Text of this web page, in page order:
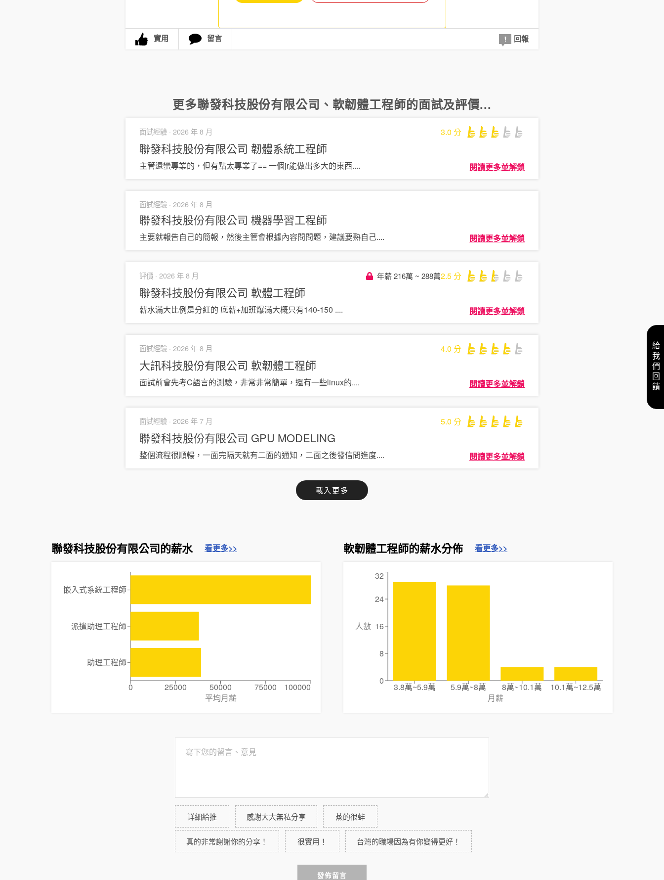
實用 留言 回報
更多聯發科技股份有限公司 、 軟韌體工程師的面試及評價...
面試經驗 · 2026 年 8 月 3.0 分
聯發科技股份有限公司 韌體系統工程師
主管還蠻專業的，但有點太專業了== 一個jr能做出多大的東西.... 閱讀更多並解鎖
面試經驗 · 2026 年 8 月
聯發科技股份有限公司 機器學習工程師
主要就報告自己的簡報，然後主管會根據內容問問題，建議要熟自己.... 閱讀更多並解鎖
評價 · 2026 年 8 月 年薪 216萬 ~ 288萬2.5分
聯發科技股份有限公司 軟體工程師
薪水滿大比例是分紅的 底薪+加班爆滿大概只有140-150 .... 閱讀更多並解鎖
面試經驗 · 2026 年 8 月 4.0 分
大訊科技股份有限公司 軟韌體工程師
面試前會先考C語言的測驗，非常非常簡單，還有一些linux的.... 閱讀更多並解鎖
面試經驗 · 2026 年 7 月 5.0 分
聯發科技股份有限公司 GPU MODELING
整個流程很順暢，一面完隔天就有二面的通知，二面之後發信問進度.... 閱讀更多並解鎖
載入更多
聯發科技股份有限公司的薪水 看更多>>
0 25000 50000 75000
100000
平均月薪
嵌入式系統工程師
派遣助理工程師
助理工程師
軟韌體工程師的薪水分佈 看更多>>
3.8萬~5.9萬 5.9萬~8萬 8萬~10.1萬
10.1萬~12.5萬
月薪
0
8
16
24
32
人數
詳細給推 感謝大大無私分享 蒸的很蚌
真的非常謝謝你的分享！ 很實用！ 台灣的職場因為有你變得更好！
發佈留言
給我們回饋